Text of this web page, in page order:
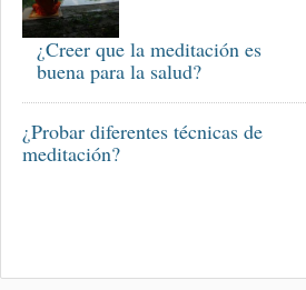
¿Creer que la meditación es
buena para la salud?
¿Probar diferentes técnicas de
meditación?